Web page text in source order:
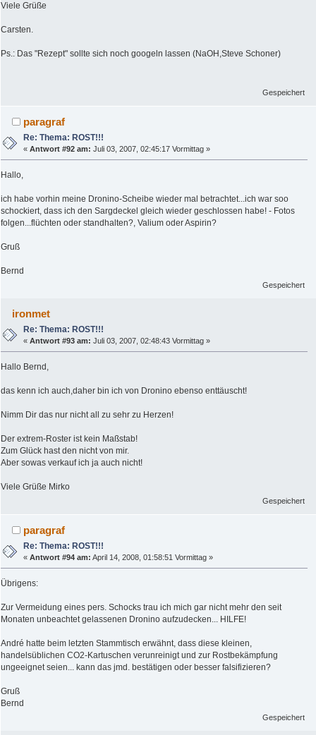
Viele Grüße
Carsten.
Ps.: Das "Rezept" sollte sich noch googeln lassen (NaOH,Steve Schoner)
Gespeichert
paragraf
Re: Thema: ROST!!!
«Antwort #92 am: Juli 03, 2007, 02:45:17 Vormittag »
Hallo,
ich habe vorhin meine Dronino-Scheibe wieder mal betrachtet...ich war soo
schockiert, dass ich den Sargdeckel gleich wieder geschlossen habe! - Fotos
folgen...flüchten oder standhalten?, Valium oder Aspirin?
Gruß
Bernd
Gespeichert
ironmet
Re: Thema: ROST!!!
«Antwort #93 am: Juli 03, 2007, 02:48:43 Vormittag »
Hallo Bernd,
das kenn ich auch,daher bin ich von Dronino ebenso enttäuscht!
Nimm Dir das nur nicht all zu sehr zu Herzen!
Der extrem-Roster ist kein Maßstab!
Zum Glück hast den nicht von mir.
Aber sowas verkauf ich ja auch nicht!
Viele Grüße Mirko
Gespeichert
paragraf
Re: Thema: ROST!!!
«Antwort #94 am: April 14, 2008, 01:58:51 Vormittag »
Übrigens:
Zur Vermeidung eines pers. Schocks trau ich mich gar nicht mehr den seit
Monaten unbeachtet gelassenen Dronino aufzudecken... HILFE!
André hatte beim letzten Stammtisch erwähnt, dass diese kleinen,
handelsüblichen CO2-Kartuschen verunreinigt und zur Rostbekämpfung
ungeeignet seien... kann das jmd. bestätigen oder besser falsifizieren?
Gruß
Bernd
Gespeichert